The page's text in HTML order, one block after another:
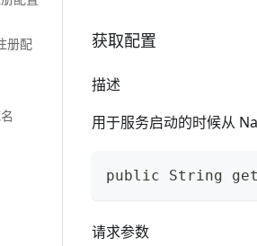
册配
获取配置
描述
用于服务启动的时候从
public String
请求参数